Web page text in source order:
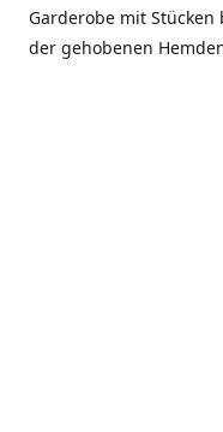
Garderobe mit
der gehobenen